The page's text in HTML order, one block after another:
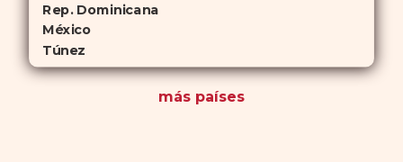
Rep. Dominicana
México
Túnez
más países